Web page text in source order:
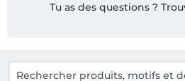
Tu as des questions ?